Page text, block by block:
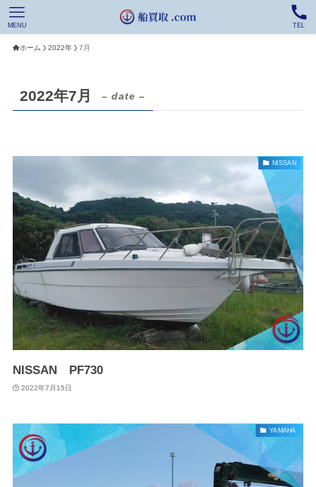
TEL
MENU
ホーム 2022年 7月
2022年7月 – date –
NISSAN
NISSAN PF730
2022年7月15日
YAMAHA